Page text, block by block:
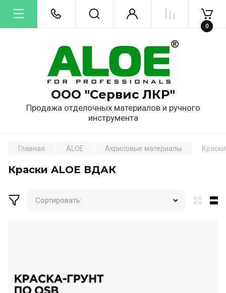
ООО "Сервис ЛКР"
Продажа отделочных материалов и ручного
инструмента
0
Главная ALOE Акриловые материалы
Краски ALOE ВДАК
Сортировать: